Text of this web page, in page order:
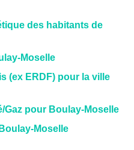
des habitants de
Moselle
(ex ERDF) pour la ville
Gaz pour Boulay-Moselle
Moselle